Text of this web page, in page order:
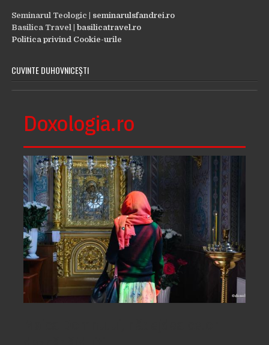
Seminarul Teologic | seminarulsfandrei.ro
Basilica Travel |basilicatravel.ro
Politica privind Cookie-urile
CUVINTE DUHOVNICEȘTI
Doxologia.ro